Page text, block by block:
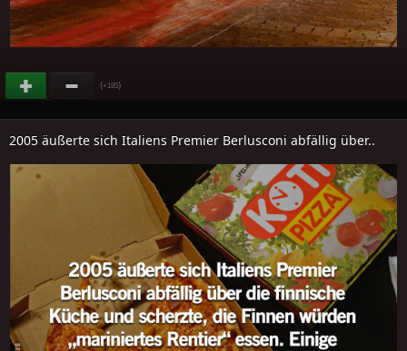
(+185)
2005 äußerte sich Italiens Premier Berlusconi abfällig über..